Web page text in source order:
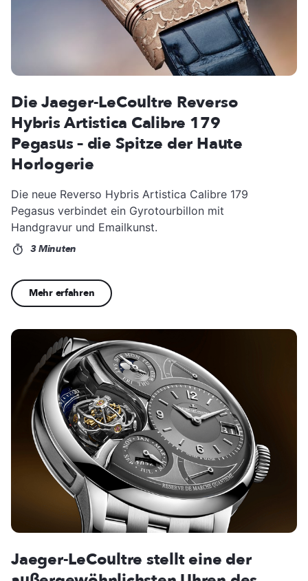
Die Jaeger-LeCoultre Reverso
Hybris Artistica Calibre 179
Pegasus – die Spitze der Haute
Horlogerie
Die neue Reverso Hybris Artistica Calibre 179
Pegasus verbindet ein Gyrotourbillon mit
Handgravur und Emailkunst.
3 Minuten
Mehr erfahren
Jaeger-LeCoultre stellt eine der